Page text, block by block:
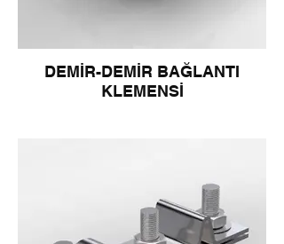
DEMİR-DEMİR BAĞLANTI
KLEMENSİ